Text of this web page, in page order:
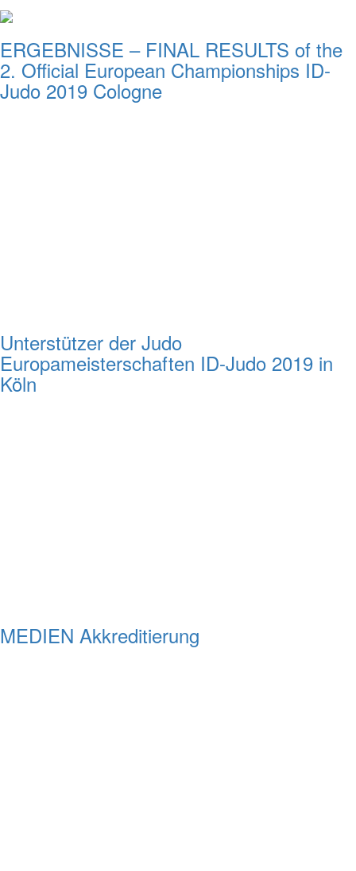
ERGEBNISSE – FINAL RESULTS of the
2. Official European Championships ID-
Judo 2019 Cologne
Unterstützer der Judo
Europameisterschaften ID-Judo 2019 in
Köln
MEDIEN Akkreditierung